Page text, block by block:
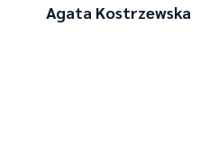
Agata Kostrzewska